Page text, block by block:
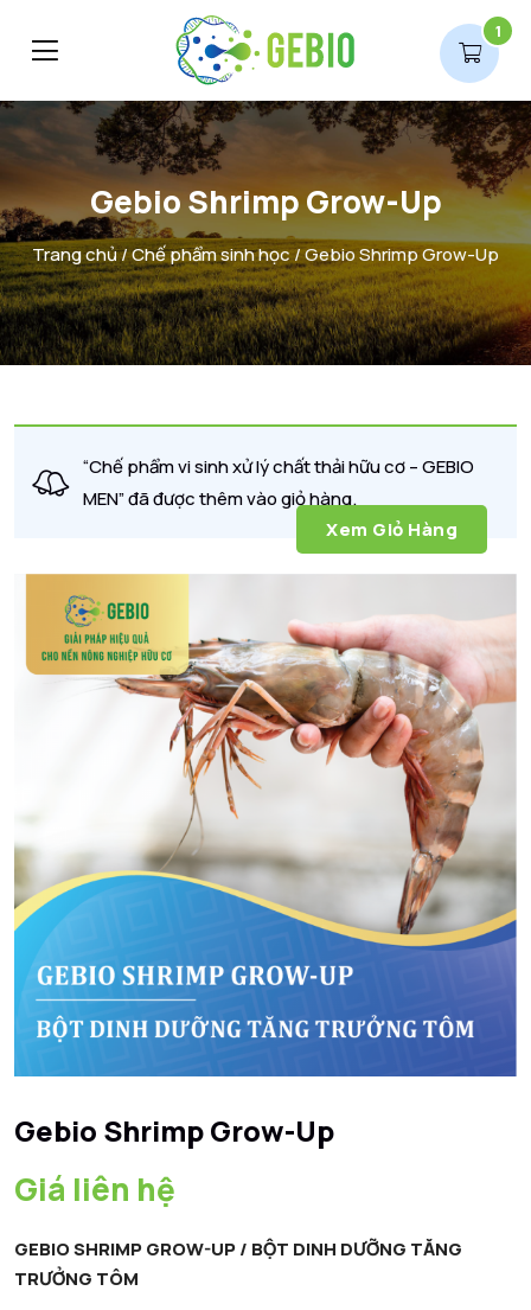
1
Gebio Shrimp Grow-Up
Trang chủ/Chế phẩm sinh học/ Gebio Shrimp Grow-Up
“Chế phẩm vi sinh xử lý chất thải hữu cơ – GEBIO
MEN” đã được thêm vào giỏ hàng.
Xem Giỏ Hàng
Gebio Shrimp Grow-Up
Giá liên hệ
GEBIO SHRIMP GROW-UP / BỘT DINH DƯỠNG TĂNG
TRƯỞNG TÔM